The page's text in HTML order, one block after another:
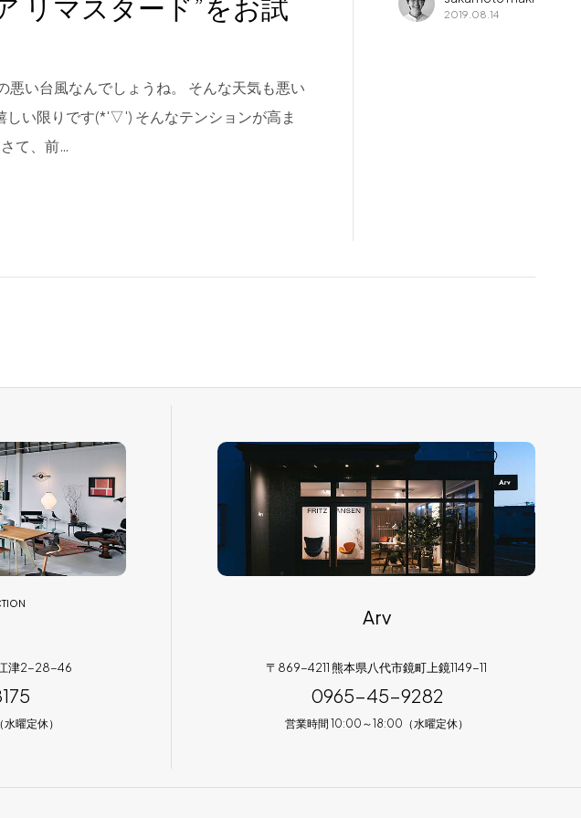
リマスタード”をお試
い台風なんでしょうね。 そんな天気も悪い
い限りです(*'▽') そんなテンションが高ま
て、前…
2019.08.14
津2-28-46
曜定休）
Arv
〒869-4211 熊本県八代市鏡町上鏡1149-11
0965-45-9282
営業時間 10:00～18:00（水曜定休）